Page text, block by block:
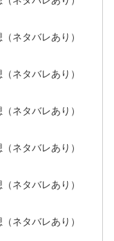
ネタバレあり）
ネタバレあり）
ネタバレあり）
ネタバレあり）
ネタバレあり）
ネタバレあり）